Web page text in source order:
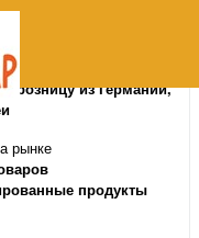
розницу из Германии,
рынке
продукты